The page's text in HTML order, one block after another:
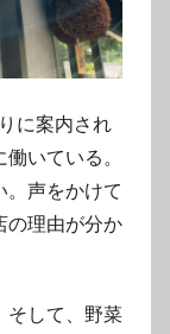
に案内され
いている。
。声をかけて
の理由が分か
そして、野菜